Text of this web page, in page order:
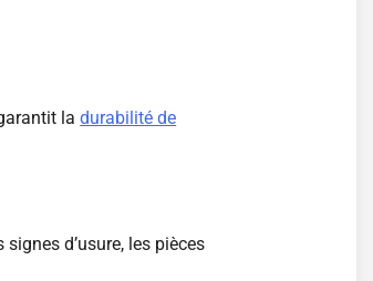
ladurabilité de
d’usure, les pièces